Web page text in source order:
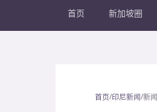
首页 新加坡圈
首页/印尼新闻/新